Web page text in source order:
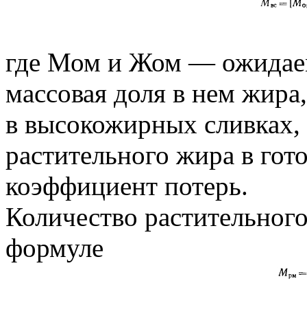
где Мом и Жом —
массовая доля в нем
в высокожирных
растительного жира в
коэффициент потерь.
Количество
формуле